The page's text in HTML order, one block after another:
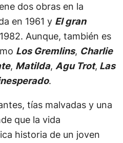
dos obras en la
en 1961 y El gran
Aunque, también es
Los Gremlins, Charlie
, Matilda, Agu Trot, Las
.
tías malvadas y una
que la vida
historia de un joven